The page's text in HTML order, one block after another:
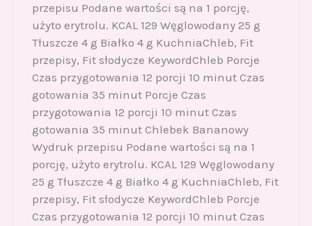
przepisu Podane wartości są na 1 porcję,
użyto erytrolu. KCAL 129 Węglowodany 25 g
Tłuszcze 4 g Białko 4 g KuchniaChleb, Fit
przepisy, Fit słodycze KeywordChleb Porcje
Czas przygotowania 12 porcji 10 minut Czas
gotowania 35 minut Porcje Czas
przygotowania 12 porcji 10 minut Czas
gotowania 35 minut Chlebek Bananowy
Wydruk przepisu Podane wartości są na 1
porcję, użyto erytrolu. KCAL 129 Węglowodany
25 g Tłuszcze 4 g Białko 4 g KuchniaChleb, Fit
przepisy, Fit słodycze KeywordChleb Porcje
Czas przygotowania 12 porcji 10 minut Czas